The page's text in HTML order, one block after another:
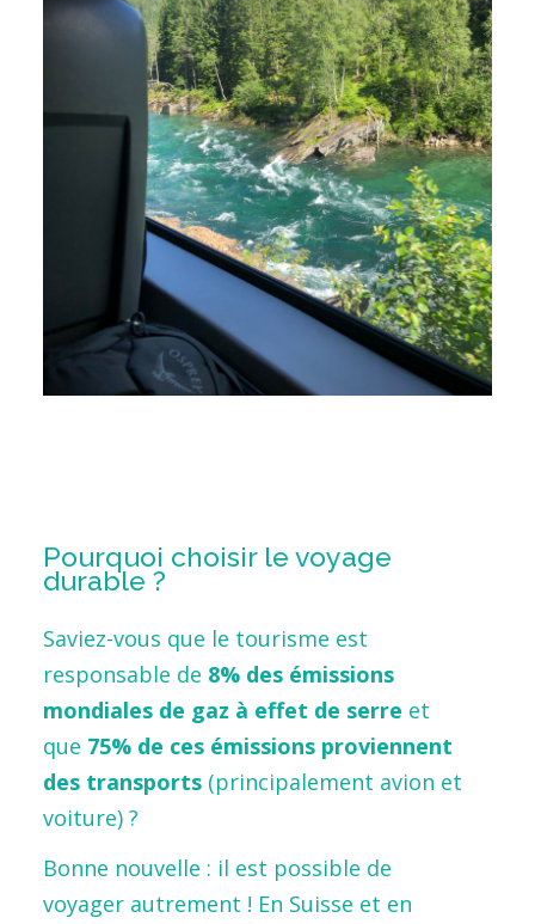
Pourquoi choisir le voyage
durable ?
Saviez-vous que le tourisme est
responsable de 8% des émissions
mondiales de gaz à effet de serre et
que 75% de ces émissions proviennent
des transports (principalement avion et
voiture) ?
Bonne nouvelle : il est possible de
voyager autrement ! En Suisse et en